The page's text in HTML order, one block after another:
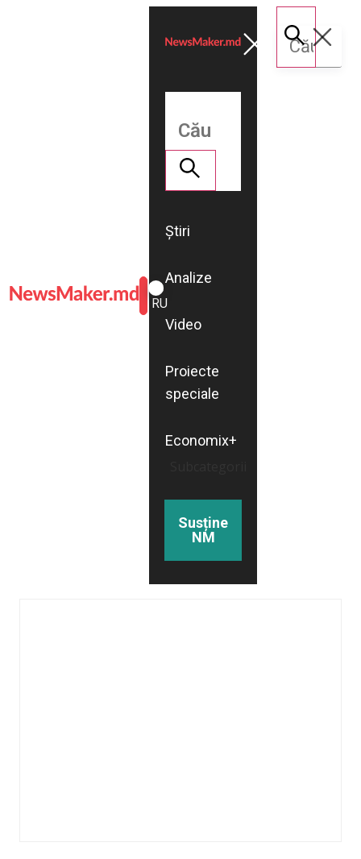
ROMÂNĂ
RU
Știri
Analize
Video
Proiecte
speciale
Economix+
Susține
NM